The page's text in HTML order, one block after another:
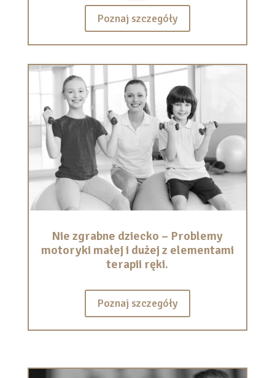
Poznaj szczegóły
Nie zgrabne dziecko – Problemy
motoryki małej i dużej z elementami
terapii ręki.
Poznaj szczegóły